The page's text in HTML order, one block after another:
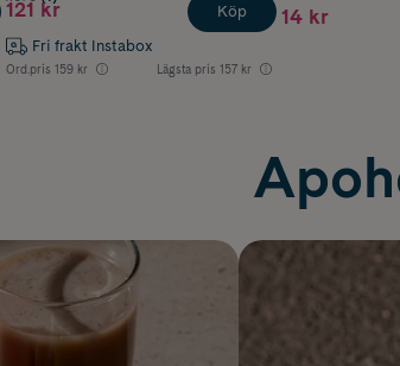
121 kr
Fri frakt Instabox
Ord.pris 159 kr Lägsta pris 157 kr
Köp 14 kr